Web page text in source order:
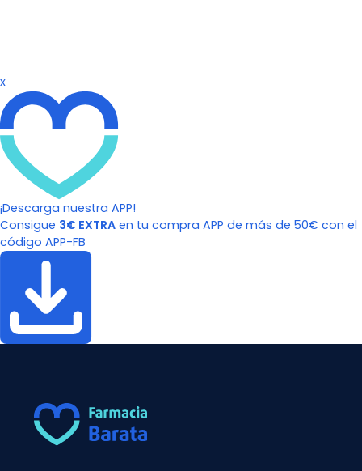
x
¡Descarga nuestra APP!
Consigue 3€ EXTRA en tu compra APP de más de 50€ con el
código APP-FB